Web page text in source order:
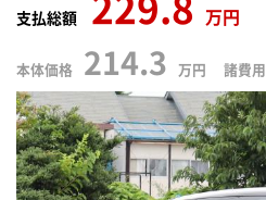
支払総額 万円
本体価格 214.3 万円 諸費用